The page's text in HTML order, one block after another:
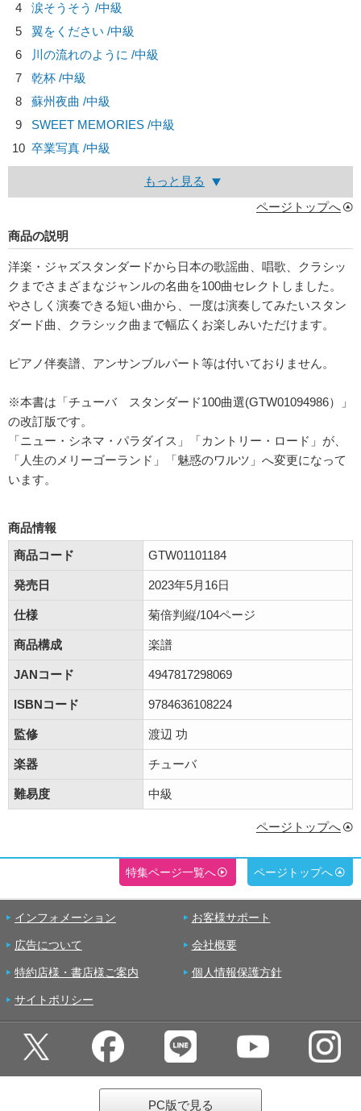
4
涙そうそう /中級
5
翼をください /中級
6
川の流れのように /中級
7
乾杯 /中級
8
蘇州夜曲 /中級
9
SWEET MEMORIES /中級
10 卒業写真 /中級
もっと見る
ページトップへ
商品の説明
洋楽・ジャズスタンダードから日本の歌謡曲、唱歌、クラシッ
クまでさまざまなジャンルの名曲を100曲セレクトしました。
やさしく演奏できる短い曲から、一度は演奏してみたいスタン
ダード曲、クラシック曲まで幅広くお楽しみいただけます。
ピアノ伴奏譜、アンサンブルパート等は付いておりません。
※本書は「チューバ スタンダード100曲選(GTW01094986）」
の改訂版です。
「ニュー・シネマ・パラダイス」「カントリー・ロード」が、
「人生のメリーゴーランド」「魅惑のワルツ」へ変更になって
います。
商品情報
商品コード
GTW01101184
発売日 2023年5月16日
仕様 菊倍判縦/104ページ
商品構成 楽譜
JANコード 4947817298069
ISBNコード 9784636108224
監修 渡辺 功
楽器 チューバ
難易度 中級
ページトップへ
特集ページ一覧へ ページトップへ
インフォメーション お客様サポート
広告について 会社概要
特約店様・書店様ご案内 個人情報保護方針
サイトポリシー
PC版で見る